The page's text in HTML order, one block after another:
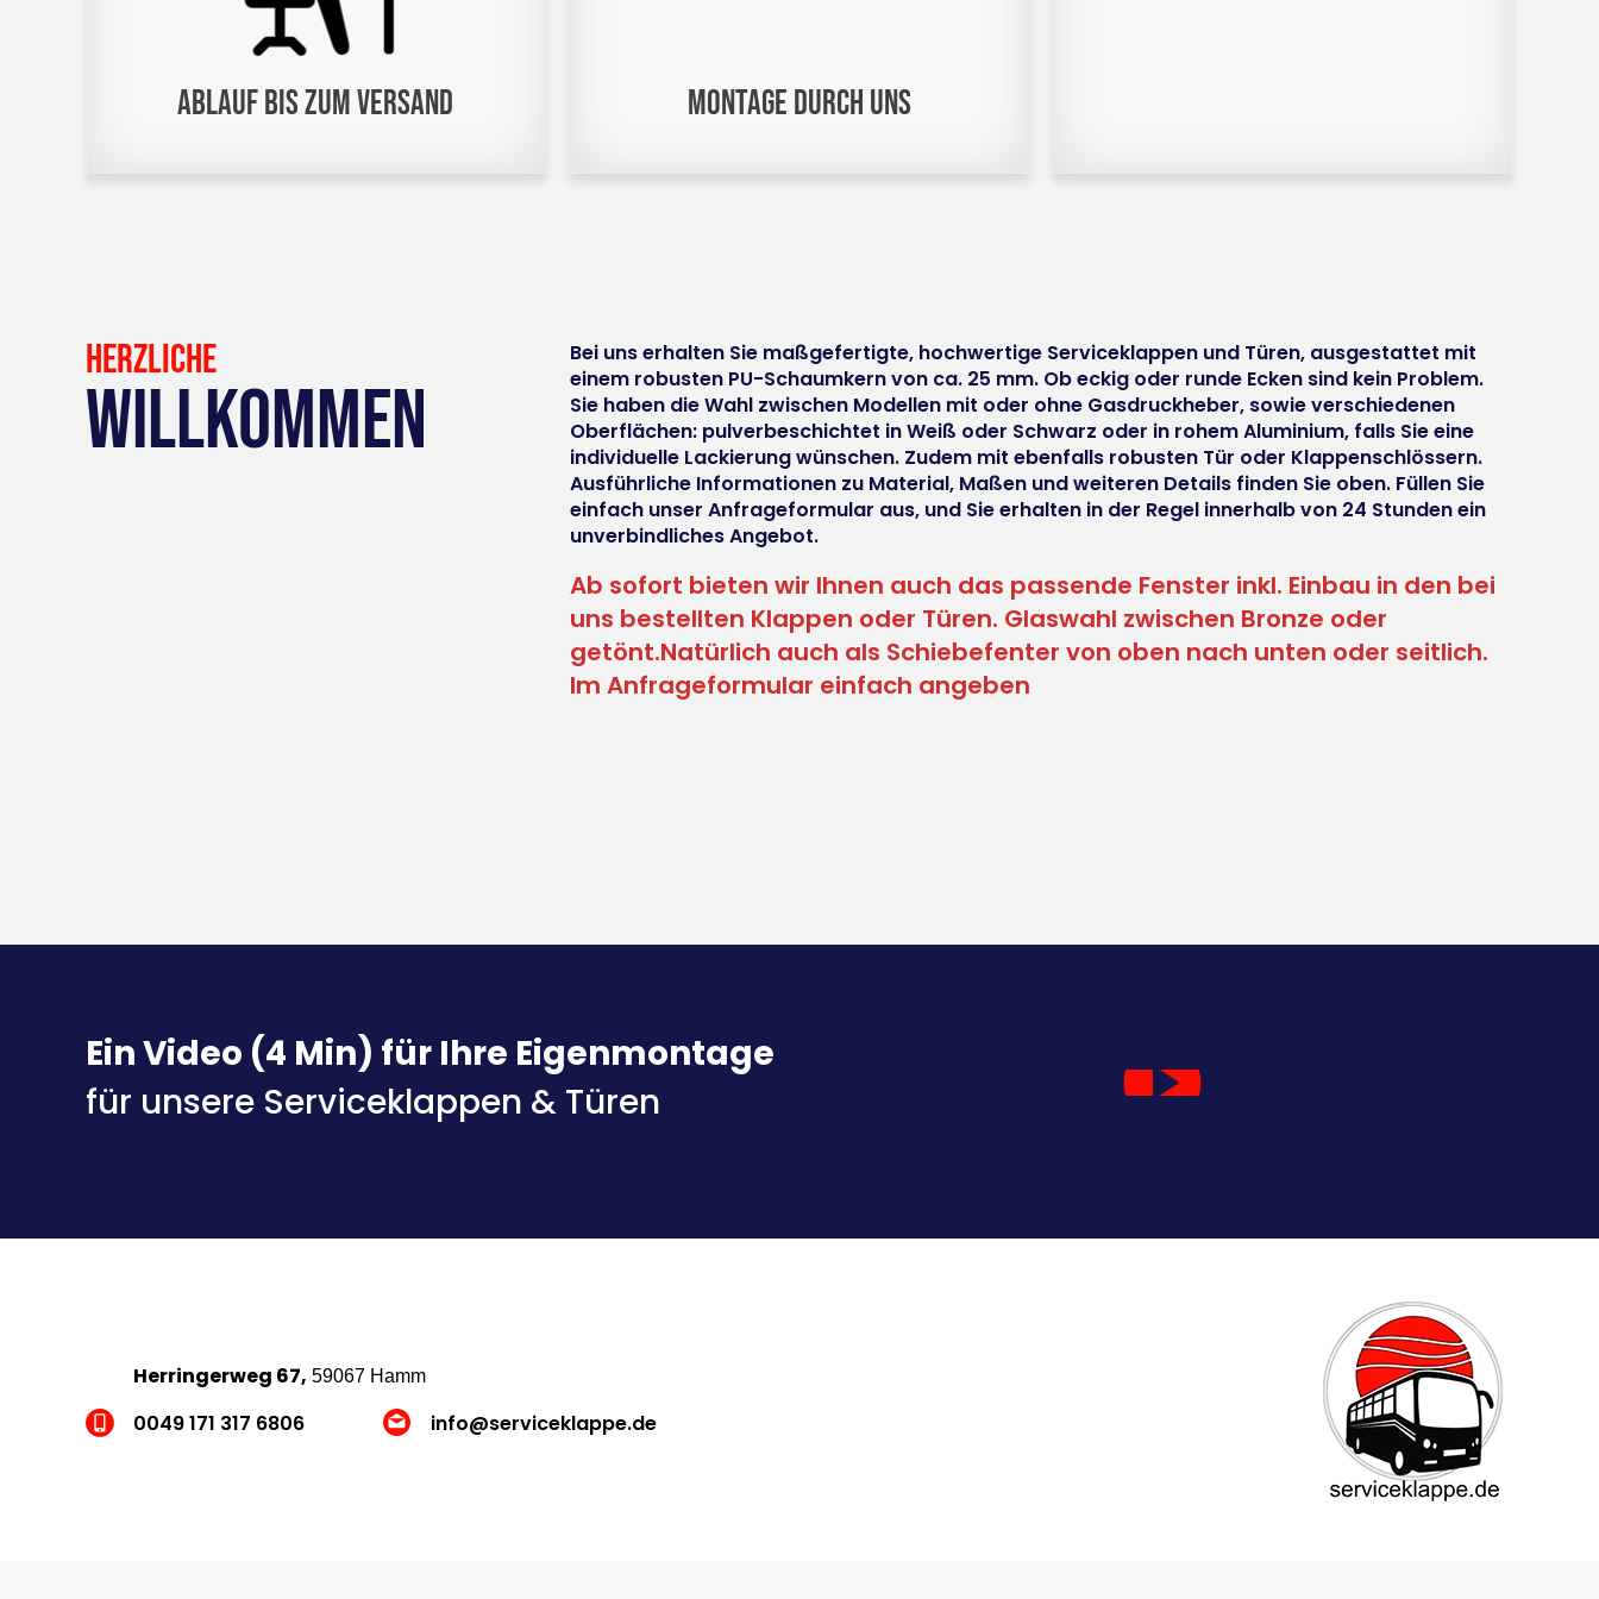
Ablauf bis zum Versand Montage durch uns
HERZLICHE
WILLKOMMEN
Bei uns erhalten Sie maßgefertigte, hochwertige Serviceklappen und Türen, ausgestattet mit
einem robusten PU-Schaumkern von ca. 25 mm. Ob eckig oder runde Ecken sind kein Problem.
Sie haben die Wahl zwischen Modellen mit oder ohne Gasdruckheber, sowie verschiedenen
Oberflächen: pulverbeschichtet in Weiß oder Schwarz oder in rohem Aluminium, falls Sie eine
individuelle Lackierung wünschen. Zudem mit ebenfalls robusten Tür oder Klappenschlössern.
Ausführliche Informationen zu Material, Maßen und weiteren Details finden Sie oben. Füllen Sie
einfach unser Anfrageformular aus, und Sie erhalten in der Regel innerhalb von 24 Stunden ein
unverbindliches Angebot.
Ab sofort bieten wir Ihnen auch das passende Fenster inkl. Einbau in den bei
uns bestellten Klappen oder Türen. Glaswahl zwischen Bronze oder
getönt.Natürlich auch als Schiebefenter von oben nach unten oder seitlich.
Im Anfrageformular einfach angeben
Ein Video (4 Min) für Ihre Eigenmontage
für unsere Serviceklappen & Türen
Herringerweg 67, 59067 Hamm
0049 171 317 6806 info@serviceklappe.de